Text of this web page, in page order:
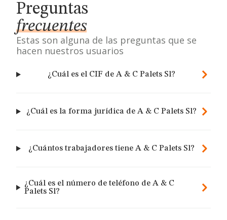
Preguntas
frecuentes
Estas son alguna de las preguntas que se
hacen nuestros usuarios
¿Cuál es el CIF de A & C Palets Sl?
¿Cuál es la forma jurídica de A & C Palets Sl?
¿Cuántos trabajadores tiene A & C Palets Sl?
¿Cuál es el número de teléfono de A & C
Palets Sl?